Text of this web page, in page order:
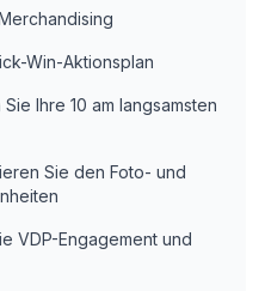
Win-Aktionsplan
Ihre 10 am langsamsten
Sie den Foto- und
VDP-Engagement und